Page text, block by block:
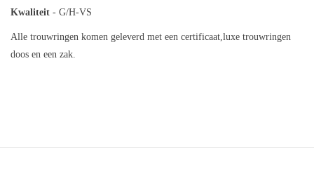
Kwaliteit - G/H-VS
Alle trouwringen komen geleverd met een certificaat,luxe trouwringen
doos en een zak.